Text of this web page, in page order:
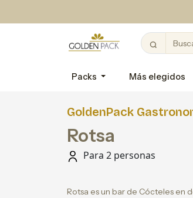
Packs Más elegidos
GoldenPack
Rotsa
Para 2 personas
Rotsa es un bar de Cócteles en